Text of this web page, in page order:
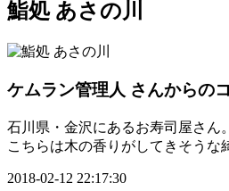
鮨処 あさの川
ケムラン管理人 さんからの
石川県・金沢にあるお寿司屋さん
こちらは木の香りがしてきそうな
2018-02-12 22:17:30